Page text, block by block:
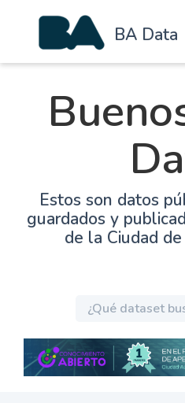
BA Data
Estos son datos
guardados y
de la Ciudad